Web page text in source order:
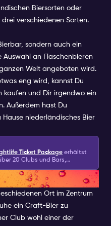
Biersorten oder
verschiedenen Sorten.
sondern auch ein
Auswahl an Flaschenbieren
Welt angeboten wird.
eng wird, kannst Du
kaufen und Dir irgendwo ein
Außerdem hast Du
niederländisches Bier
Ticket Package erhältst
20 Clubs und Bars,
Bestandteilen eines
& eine Kanalfahrt!
Ort im Zentrum
ein Craft-Bier zu
Club wohl einer der